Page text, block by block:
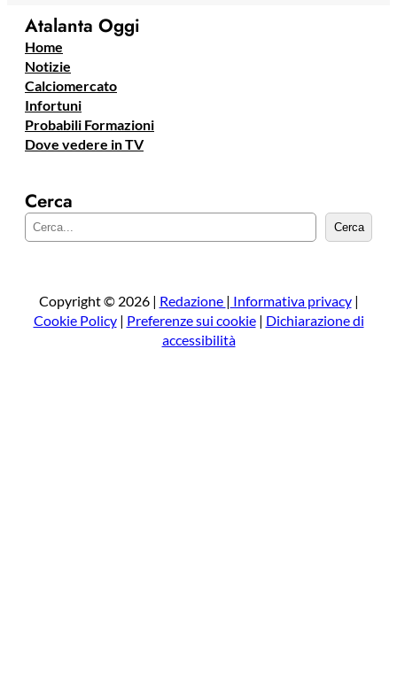
Atalanta Oggi
Home
Notizie
Calciomercato
Infortuni
Probabili Formazioni
Dove vedere in TV
Cerca
e
a
Cerca
Copyright © 2026 | Redazione | Informativa privacy|
Cookie Policy| Preferenze sui cookie| Dichiarazione di
accessibilità